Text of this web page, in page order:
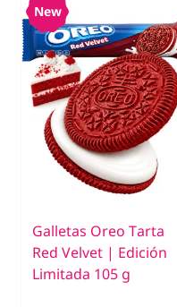
New
Galletas Oreo Tarta
Red Velvet | Edición
Limitada 105 g